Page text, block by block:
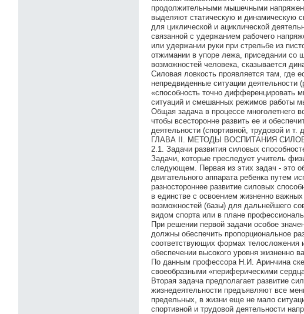
продолжительными мышечными
выделяют статическую и динамическую
для циклической и ациклической
связанной с удержанием рабочего
или удержании руки при стрельбе из
отжимании в упоре лежа, приседании со
возможностей человека, сказывается
Силовая ловкость проявляется там,
непредвиденные ситуации
«способность точно дифференцировать
ситуаций и смешанных режимов работы
Общая задача в процессе многолетнего
чтобы всесторонне развить ее и
деятельности (спортивной, трудовой и т.
ГЛАВА II. МЕТОДЫ ВОСПИТАНИЯ
2.1. Задачи развития силовых
Задачи, которые преследует учитель
следующем. Первая из этих задач - это
двигательного аппарата ребенка путем
разностороннее развитие силовых
в единстве с освоением жизненно
возможностей (базы) для дальнейшего
видом спорта или в плане
При решении первой задачи особое
должны обеспечить пропорциональное
соответствующих формах телосложения
обеспечении высокого уровня жизненно
По данным профессора Н.И. Аринчина
своеобразными «периферическими
Вторая задача предполагает развитие
жизнедеятельности предъявляют все
предельных, в жизни еще не мало
спортивной и трудовой деятельности